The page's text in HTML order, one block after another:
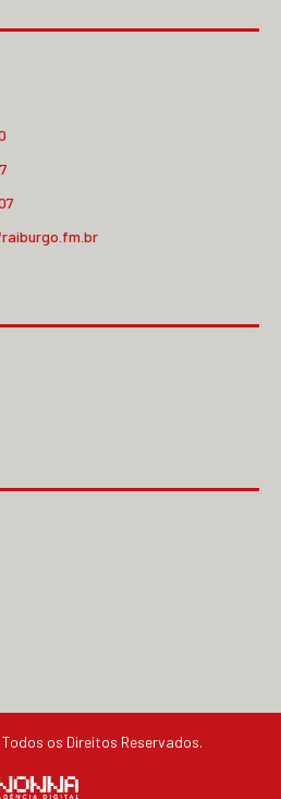
os Direitos Reservados.